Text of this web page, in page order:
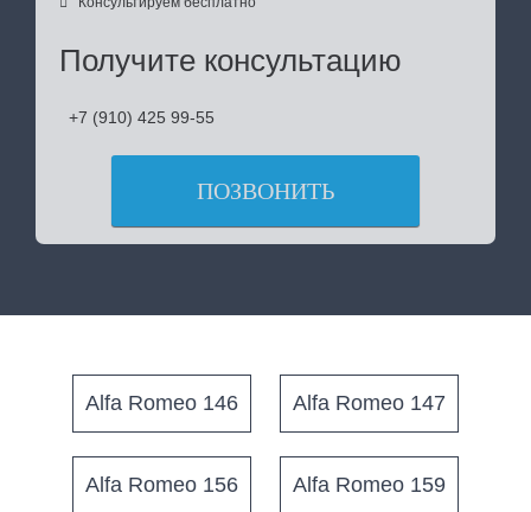
Получите консультацию
+7 (910) 425 99-55
ПОЗВОНИТЬ
Alfa Romeo 146 Alfa Romeo 147
Alfa Romeo 156 Alfa Romeo 159